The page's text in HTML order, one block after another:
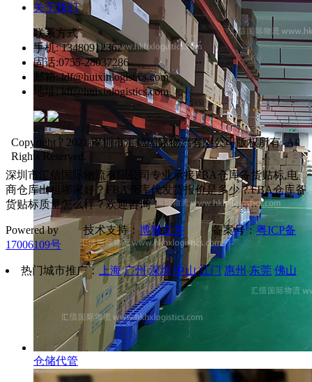
仓储代管
关于我们
联系方式
手机: 13480912362
固话:0755-28037286
邮箱: ldf@huixinlogistics.com
地址: ldf@huixinlogistics.com
Copyright ? 2021 深圳市汇信国际物流有限公司版权所有. All
Rights Reserved.
深圳市汇信国际物流有限公司专业承接FBA仓库备货贴标,电
商仓库出租哪家好？FBA仓库代发货报价是多少？FBA仓库备
货贴标质量怎么样？欢迎咨询！
Powered by 技术支持： 博雅立方备案号： 粤ICP备
17006109号
热门城市推广： 上海 广州 深圳 中山 江门 惠州 东莞 佛山